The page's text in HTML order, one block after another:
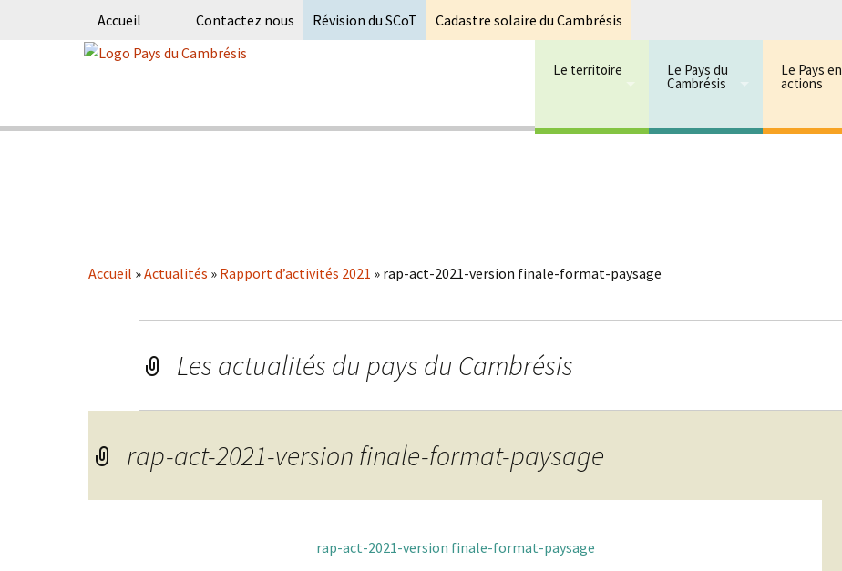
Accueil Contactez nous Révision du SCoT Cadastre solaire du Cambrésis
Le territoire Le Pays du
Cambrésis
Le Pays en
actions
Accueil »Actualités » Rapport d’activités 2021 » rap-act-2021-version finale-format-paysage
Les actualités du pays du Cambrésis
rap-act-2021-version finale-format-paysage
rap-act-2021-version finale-format-paysage